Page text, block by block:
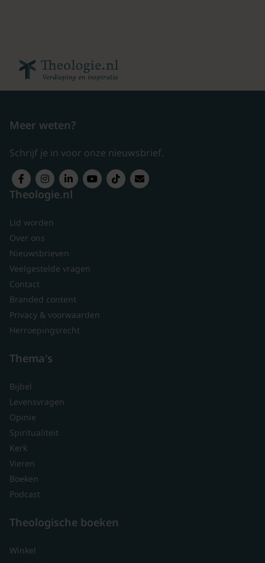
Meer weten?
Schrijf je in voor onze nieuwsbrief.
Theologie.nl
Lid worden
Over ons
Nieuwsbrieven
Veelgestelde vragen
Contact
Branded content
Privacy & voorwaarden
Herroepingsrecht
Thema's
Bijbel
Levensvragen
Opinie
Spiritualiteit
Kerk
Vieren
Boeken
Podcast
Theologische boeken
Winkel